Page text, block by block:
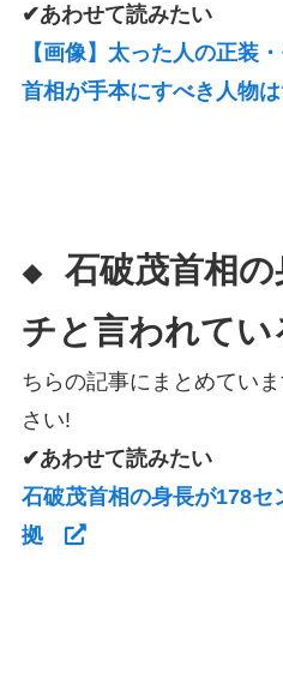
✔あわせて読みたい
【画像】太った人の正装
首相が手本にすべき人物
◆ 石破茂首相
チと言われてい
ちらの記事にまとめてい
さい!
✔あわせて読みたい
石破茂首相の身長が178セ
拠